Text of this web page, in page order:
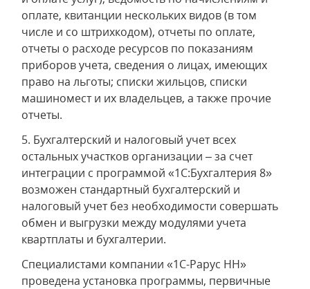
оплате, квитанции нескольких видов (в том
числе и со штрихкодом), отчеты по оплате,
отчеты о расходе ресурсов по показаниям
приборов учета, сведения о лицах, имеющих
право на льготы; списки жильцов, списки
машиномест и их владельцев, а также прочие
отчеты.
5. Бухгалтерский и налоговый учет всех
остальных участков организации – за счет
интеграции с программой «1С:Бухгалтерия 8»
возможен стандартный бухгалтерский и
налоговый учет без необходимости совершать
обмен и выгрузки между модулями учета
квартплаты и бухгалтерии.
Специалистами компании «1С-Рарус НН»
проведена установка программы, первичные